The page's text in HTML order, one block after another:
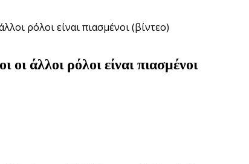
ρόλοι είναι πιασμένοι (βίντεο)
άλλοι ρόλοι είναι πιασμένοι